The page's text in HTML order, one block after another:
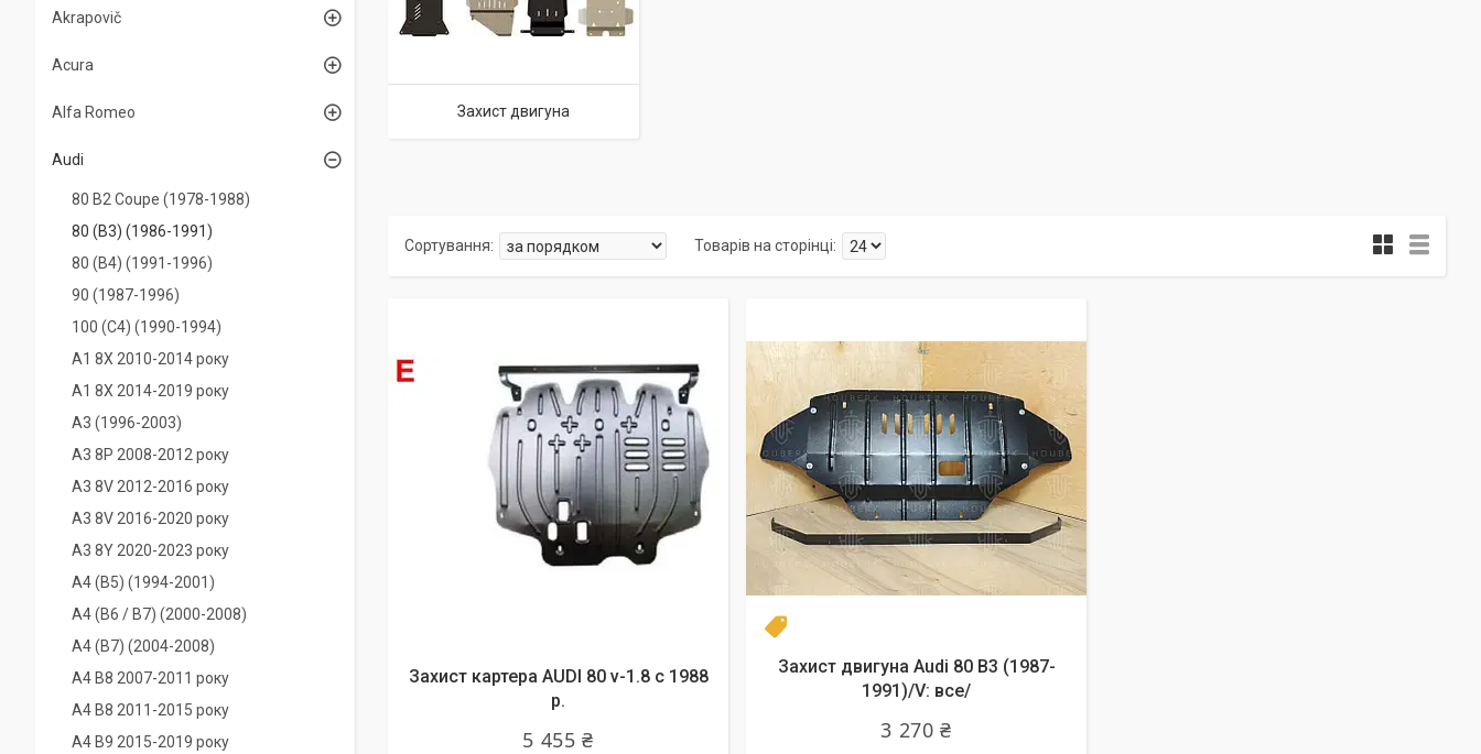
Захист двигуна
Захист картера AUDI 80 v-1.8 c 1988
р.
5 455 ₴
Захист двигуна Audi 80 B3 (1987-
1991)/V: все/
3 270 ₴
Akrapovič
Acura
Alfa Romeo
Audi
80 B2 Coupe (1978-1988)
80 (B3) (1986-1991)
80 (B4) (1991-1996)
90 (1987-1996)
100 (C4) (1990-1994)
A1 8X 2010-2014 року
A1 8X 2014-2019 року
A3 (1996-2003)
A3 8P 2008-2012 року
A3 8V 2012-2016 року
A3 8V 2016-2020 року
A3 8Y 2020-2023 року
A4 (B5) (1994-2001)
A4 (B6 / В7) (2000-2008)
A4 (B7) (2004-2008)
A4 B8 2007-2011 року
A4 B8 2011-2015 року
A4 B9 2015-2019 року